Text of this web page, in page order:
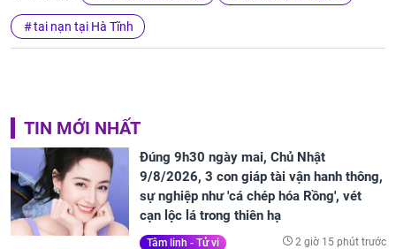
tai nạn tại Hà Tĩnh
TIN MỚI NHẤT
Đúng 9h30 ngày mai, Chủ Nhật
9/8/2026, 3 con giáp tài vận hanh thông,
sự nghiệp như 'cá chép hóa Rồng', vét
cạn lộc lá trong thiên hạ
Tâm linh - Tử vi 2 giờ 15 phút trước